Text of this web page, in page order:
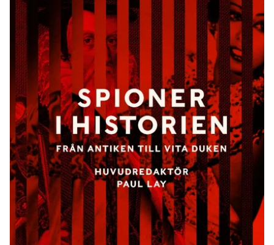
YUKIKO OCH PATRIK MÖTER
STOLPE STORIES
VIDEOGALLERI
UTMÄRKELSER
ÖVRIGA FORMAT
KONTAKT
PRESSKONTAKT
PEER REVIEW-PROCESSEN